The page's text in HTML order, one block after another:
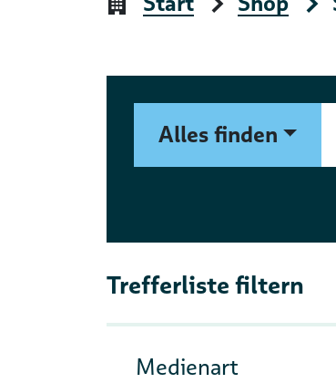
Alles finden
Suche im Shop
Trefferliste filtern
Medienart